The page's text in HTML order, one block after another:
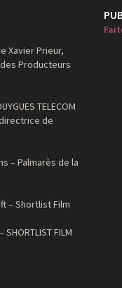
Xavier Prieur,
des Producteurs
TELECOM
directrice de
– Palmarès de la
– Shortlist Film
SHORTLIST FILM